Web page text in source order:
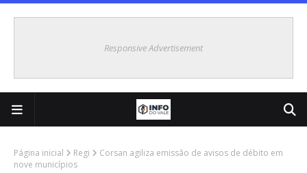
Responsive Advertisement
Página inicial Regi
Corsan agiliza emissão de avisos de débito em
nove municípios